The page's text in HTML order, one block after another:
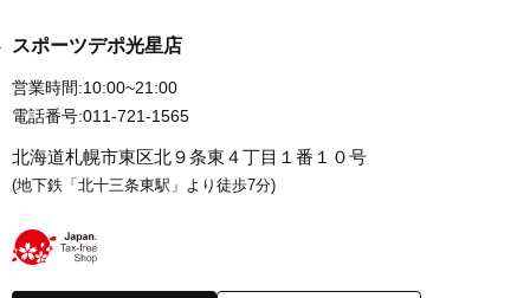
スポーツデポ光星店
営業時間:10:00~21:00
電話番号:011-721-1565
北海道札幌市東区北９条東４丁目１番１０号
(地下鉄「北十三条東駅」より徒歩7分)